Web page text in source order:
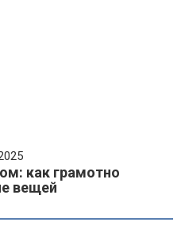
как грамотно
вещей